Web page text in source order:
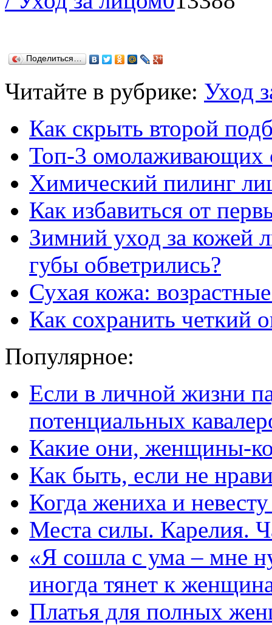
Поделиться…
Читайте в рубрике: Уход
Как скрыть второй
Топ-3 омолаживающих
Химический пилинг
Как избавиться от
Зимний уход за кожей
губы обветрились?
Сухая кожа:
Как сохранить четкий
Популярное:
Если в личной жизни
потенциальных
Какие они, женщины-
Как быть, если не
Когда жениха и
Места силы. Карелия.
«Я сошла с ума – мне
иногда тянет к
Платья для полных